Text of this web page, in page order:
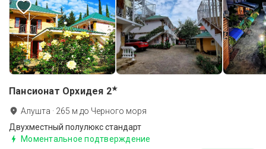
Пансионат Орхидея 2★
Алушта · 265 м до Черного моря
Двухместный полулюкс стандарт
Моментальное подтверждение